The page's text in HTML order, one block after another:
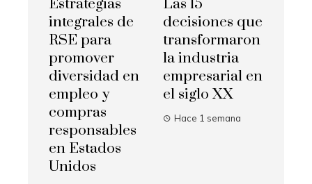
Estrategias
integrales de
RSE para
promover
diversidad en
empleo y
compras
responsables
en Estados
Unidos
Las 15
decisiones que
transformaron
la industria
empresarial en
el siglo XX
Hace 1 semana